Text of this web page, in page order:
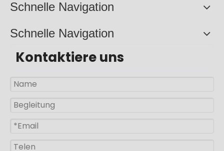
Wasserdichtes LED-Streifenlicht
Party-LED-Streifenlicht
Schnelle Navigation
Schnelle Navigation
Kontaktiere uns